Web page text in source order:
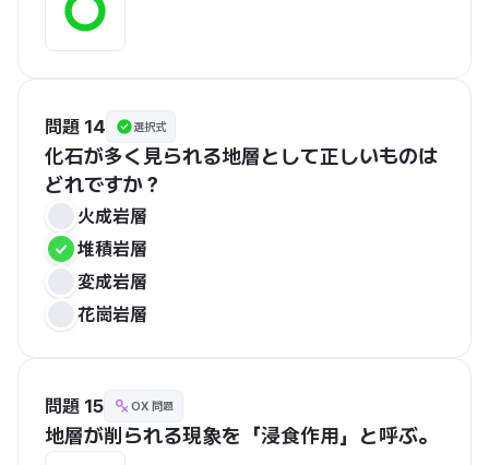
問題 14 選択式
化石が多く見られる地層として正しいものは
どれですか？
火成岩層
堆積岩層
変成岩層
花崗岩層
問題 15 OX 問題
地層が削られる現象を「浸食作用」と呼ぶ。